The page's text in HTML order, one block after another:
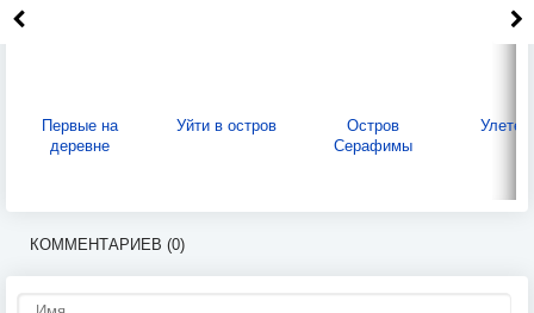
Первые на
деревне
Уйти в остров
Остров
Серафимы
КОММЕНТАРИЕВ (0)